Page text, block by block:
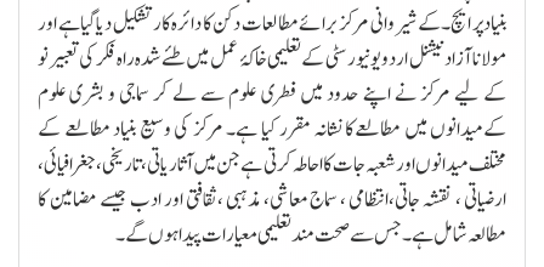
بنیاد پر ایچ۔ کے شیروانی مرکز برائے مطالعات دکن کا دائرہ کار تشکیل دیا گیا ہے اور
مولانا آزاد نیشنل اردو یونیور سٹی کےتعلیمی خاکۂ عمل میں طئے شدہ راہ فکر کی تعبیر نو
کے لیے مرکز نے اپنے حدود میں فطری علوم سے لے کر سماجی و بشری علوم
کےمیدانوں میں مطالعےکا نشانہ مقرر کیا ہے۔ مرکز کی وسیع بنیاد مطالعے کے
مختلف میدانوں اور شعبہ جات کا احاطہ کرتی ہے جن میں آثاریاتی ، تاریخی ، جغرافیائی ،
ارضیاتی ، نقشہ جاتی،انتظامی ، سماج معاشی، مذہبی ،ثقافتی اور ادب جیسے مضامین کا
مطالعہ شامل ہے ۔ جس سے صحت مند تعلیمی معیارات پیدا ہوں گے۔